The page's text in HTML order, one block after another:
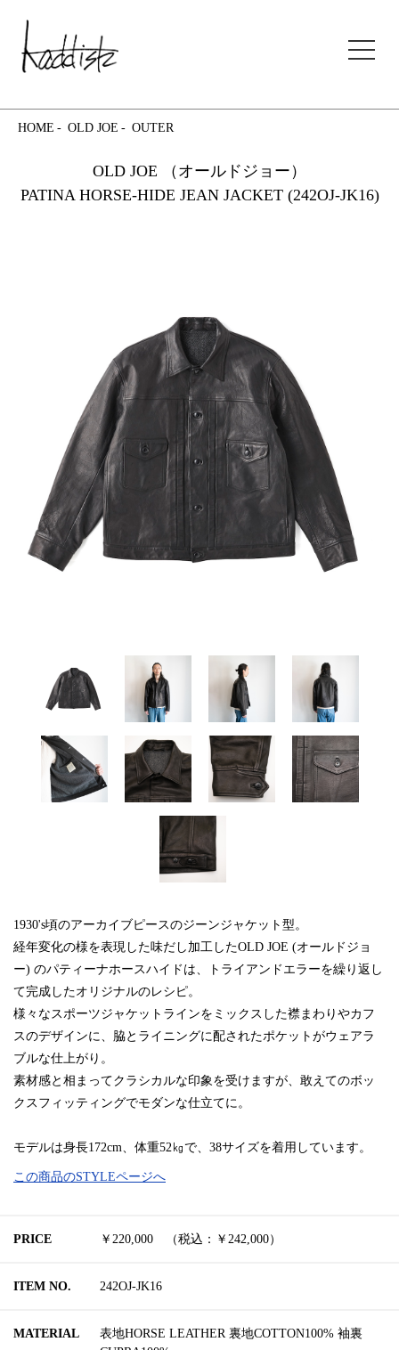
kaddish development store
HOME OLD JOE OUTER
OLD JOE （オールドジョー）
PATINA HORSE-HIDE JEAN JACKET (242OJ-JK16)
1930's頃のアーカイブピースのジーンジャケット型。
経年変化の様を表現した味だし加工したOLD JOE (オールドジョ
ー) のパティーナホースハイドは、トライアンドエラーを繰り返し
て完成したオリジナルのレシピ。
様々なスポーツジャケットラインをミックスした襟まわりやカフ
スのデザインに、脇とライニングに配されたポケットがウェアラ
ブルな仕上がり。
素材感と相まってクラシカルな印象を受けますが、敢えてのボッ
クスフィッティングでモダンな仕立てに。
モデルは身長172cm、体重52㎏で、38サイズを着用しています。
この商品のSTYLEページへ
PRICE ￥220,000 （税込：￥242,000）
ITEM NO. 242OJ-JK16
MATERIAL
表地HORSE LEATHER 裏地COTTON100% 袖裏